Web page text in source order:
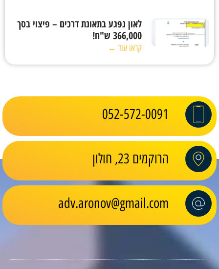
לאון נפגע בתאונת דרכים – פיצוי בסך
366,000 ש"ח!
קראו עוד ←
052-572-0091
הרוקמים 23, חולון
adv.aronov@gmail.com